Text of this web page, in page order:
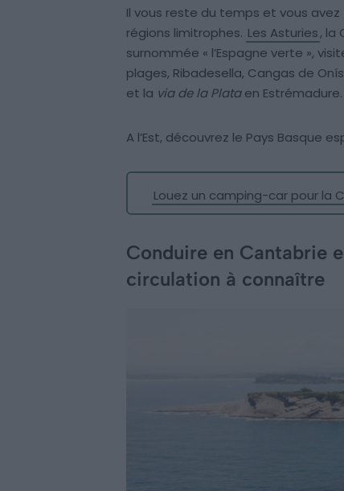
Il vous reste du temps et vous
régions limitrophes. Les Asturies, la
surnommée « l’Espagne verte »,
plages, Ribadesella, Cangas de
et la via de la Plataen Estrémadure.
A l’Est, découvrez le Pays Basque
Louez un camping-car pour la
Conduire en Cantabrie
circulation à connaître